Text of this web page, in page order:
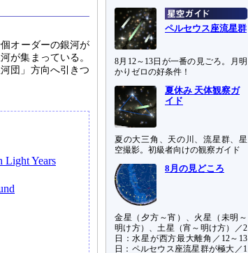
オーダーの銀河が
が集まっている。
団」方向へ引きつ
Light Years
ペルセウス座流星群
8月12～13日が一番の見ごろ。月明
かりゼロの好条件！
夏休み 天体観察ガ
イド
夏の大三角、天の川、流星群、星
空撮影。初級者向けの観察ガイド
8月の見どころ
金星（夕方～宵）、火星（未明～
明け方）、土星（宵～明け方）／2
日：水星が西方最大離角／12～13
日：ペルセウス座流星群が極大／1